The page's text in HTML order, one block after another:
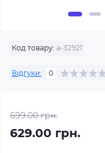
Код товару: a-32921
Відгуки: 0
699.00 грн.
629.00 грн.